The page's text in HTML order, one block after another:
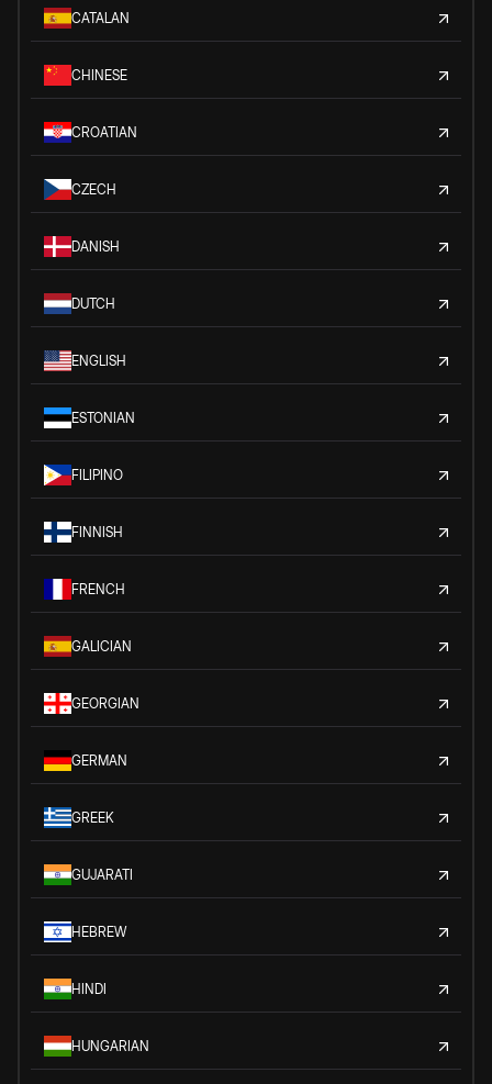
CATALAN
CHINESE
CROATIAN
CZECH
DANISH
DUTCH
ENGLISH
ESTONIAN
FILIPINO
FINNISH
FRENCH
GALICIAN
GEORGIAN
GERMAN
GREEK
GUJARATI
HEBREW
HINDI
HUNGARIAN